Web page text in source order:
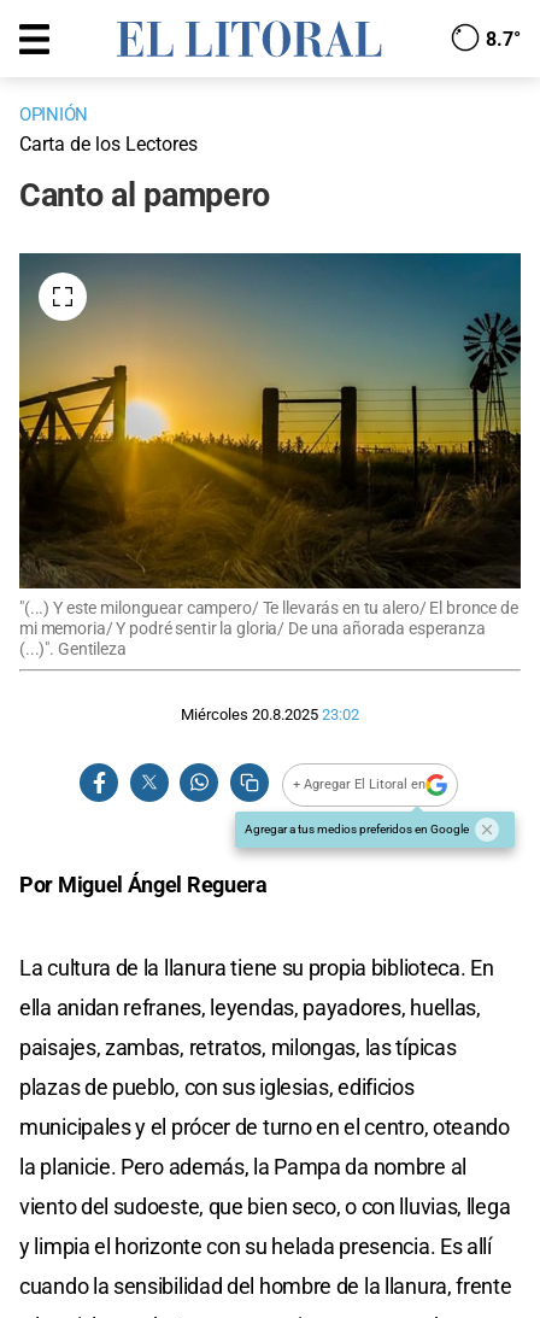
8.7°
OPINIÓN
Carta de los Lectores
Canto al pampero
"(...) Y este milonguear campero/ Te llevarás en tu alero/ El bronce de
mi memoria/ Y podré sentir la gloria/ De una añorada esperanza
(...)". Gentileza
Miércoles 20.8.2025 23:02
+ Agregar El Litoral en
Agregar a tus medios preferidos en Google
Por Miguel Ángel Reguera
La cultura de la llanura tiene su propia biblioteca. En
ella anidan refranes, leyendas, payadores, huellas,
paisajes, zambas, retratos, milongas, las típicas
plazas de pueblo, con sus iglesias, edificios
municipales y el prócer de turno en el centro, oteando
la planicie. Pero además, la Pampa da nombre al
viento del sudoeste, que bien seco, o con lluvias, llega
y limpia el horizonte con su helada presencia. Es allí
cuando la sensibilidad del hombre de la llanura, frente